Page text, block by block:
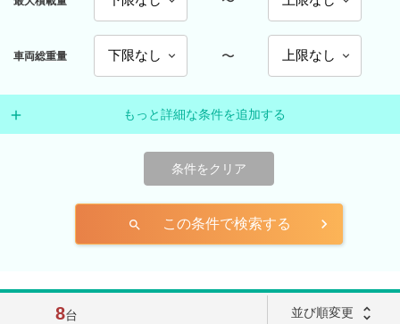
車両総重量 〜
もっと詳細な条件を追加する
条件をクリア
search この条件で検索する
8台 並び順変更 unfold_more